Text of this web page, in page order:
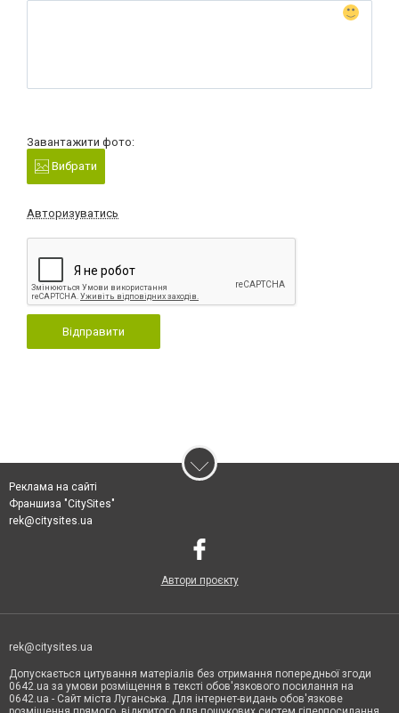
Завантажити фото:
Вибрати
Авторизуватись
Відправити
Реклама на сайті
Франшиза "CitySites"
rek@citysites.ua
Автори проєкту
rek@citysites.ua
Допускається цитування матеріалів без отримання попередньої згоди
0642.ua за умови розміщення в тексті обов'язкового посилання на
0642.ua - Сайт міста Луганська. Для інтернет-видань обов'язкове